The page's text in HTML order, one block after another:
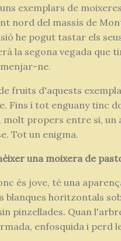
exemplars de
nord del massís de
he pogut tastar els
la segona vegada que
ne.
fruits d'aquests
Fins i tot enguany tinc
molt propers entre si, un
Tot un enigma.
una moixera de
és jove, té una
blanques horitzontals
pinzellades. Quan
enfosquida i perd